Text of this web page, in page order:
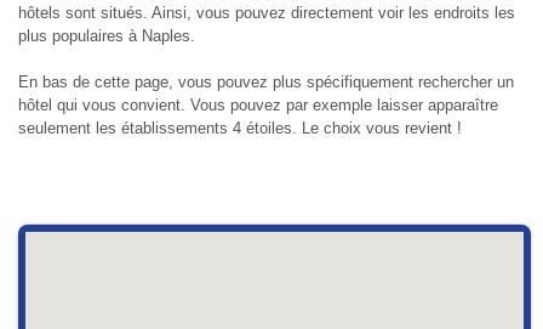
hôtels sont situés. Ainsi, vous pouvez directement voir les endroits les
plus populaires à Naples.
En bas de cette page, vous pouvez plus spécifiquement rechercher un
hôtel qui vous convient. Vous pouvez par exemple laisser apparaître
seulement les établissements 4 étoiles. Le choix vous revient !